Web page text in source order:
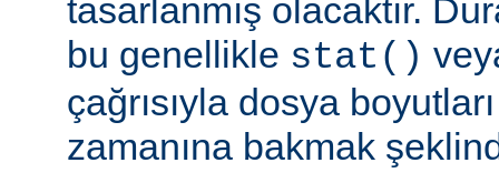
tasarlanmış olacaktır.
bu genellikle stat()
çağrısıyla dosya
zamanına bakmak